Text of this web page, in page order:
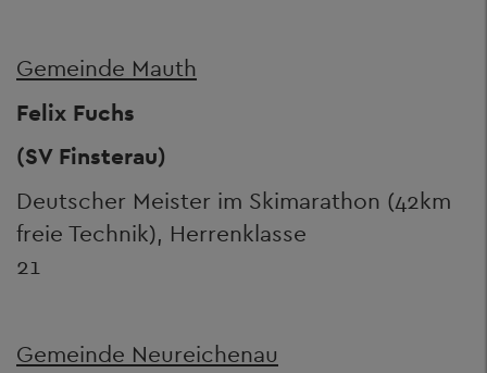
Gemeinde Mauth
Felix Fuchs
(SV Finsterau)
Deutscher Meister im Skimarathon (42km
freie Technik), Herrenklasse
21
Gemeinde Neureichenau